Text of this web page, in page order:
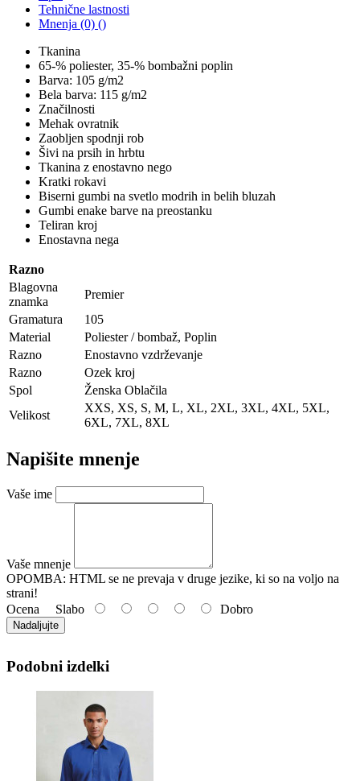
Tehnične lastnosti
Mnenja (0) ()
Tkanina
65-% poliester, 35-% bombažni poplin
Barva: 105 g/m2
Bela barva: 115 g/m2
Značilnosti
Mehak ovratnik
Zaobljen spodnji rob
Šivi na prsih in hrbtu
Tkanina z enostavno nego
Kratki rokavi
Biserni gumbi na svetlo modrih in belih bluzah
Gumbi enake barve na preostanku
Teliran kroj
Enostavna nega
Razno
Blagovna
znamka
Premier
Gramatura
105
Material
Poliester / bombaž, Poplin
Razno
Enostavno vzdrževanje
Razno
Ozek kroj
Spol
Ženska Oblačila
Velikost
XXS, XS, S, M, L, XL, 2XL, 3XL, 4XL, 5XL,
6XL, 7XL, 8XL
Napišite mnenje
Vaše ime
Vaše mnenje
OPOMBA: HTML se ne prevaja v druge jezike, ki so na voljo na
strani!
Ocena Slabo Dobro
Nadaljujte
Podobni izdelki